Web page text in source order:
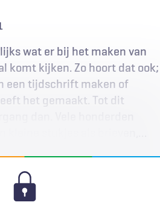
wat er bij het maken van
komt kijken. Zo hoort dat ook;
een tijdschrift maken of
het gemaakt. Tot dit
dan. Vele honderden
stukjes als brieven,…